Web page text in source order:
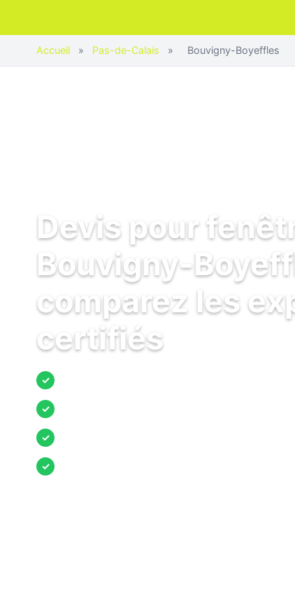
Accueil » Pas-de-Calais » Bouvigny-Boyeffles
Devis pour
Bouvigny-
comparez les
certifiés
✓
✓
✓
✓